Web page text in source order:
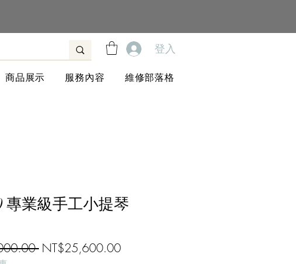
登入
商品展示 服務內容 維修部落格
專業級手工小提琴
一
NT$25,600.00促